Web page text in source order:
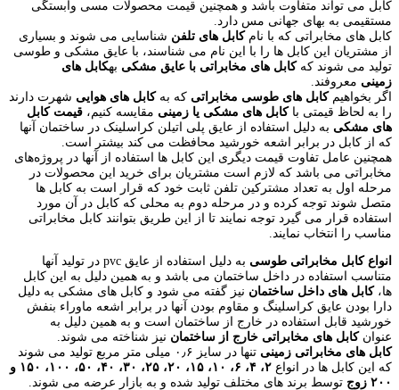
کابل می تواند متفاوت باشد و همچنین قیمت محصولات مسی وابستگی
مستقیمی به بهای جهانی مس دارد.
کابل های مخابراتی که با نام کابل های تلفن شناسایی می شوند و بسیاری
از مشتریان این کابل ها را با این نام می شناسند، با عایق مشکی و طوسی
تولید می شوند کهکابل های مخابراتی با عایق مشکی بهکابل های
زمینی معروفند.
اگر بخواهیمکابل های طوسی مخابراتی که بهکابل های هوایی شهرت دارند
را به لحاظ قیمتی باکابل های مشکی یا زمینی مقایسه کنیم، قیمت کابل
های مشکی به دلیل استفاده از عایق پلی اتیلن کراسلینک در ساختمان آنها
که از کابل در برابر اشعه خورشید محافظت می کند بیشتر است.
همچنین عامل تفاوت قیمت دیگری این کابل ها استفاده از آنها در پروژه‌های
مخابراتی می باشد که لازم است مشتریان برای خرید این محصولات در
مرحله اول به تعداد مشترکین تلفن ثابت خود که قرار است به کابل ها
متصل شوند توجه کرده و در مرحله دوم به محلی که کابل در آن مورد
استفاده قرار می گیرد توجه نمایند تا از این طریق بتوانند کابل مخابراتی
مناسب را انتخاب نمایند.
انواع کابل مخابراتی طوسی
به دلیل استفاده از عایق pvc در تولید آنها
متناسب استفاده در داخل ساختمان می باشد و به همین دلیل به این کابل
ها،کابل های داخل ساختمان نیز گفته می شود و کابل های مشکی به دلیل
دارا بودن عایق کراسلینگ و مقاوم بودن آنها در برابر اشعه ماوراء بنفش
خورشید قابل استفاده در خارج از ساختمان است و به همین دلیل به
عنوانکابل های مخابراتی خارج از ساختمان نیز شناخته می شوند.
کابل های مخابراتی زمینی
تنها در سایز ۰٫۶ میلی متر مربع تولید می شوند
که این کابل ها در انواع
۲، ۴، ۶، ۱۰، ۱۵، ۲۰، ۲۵، ۳۰، ۴۰، ۵۰، ۱۰۰، ۱۵۰ و
۲۰۰ زوج
توسط برند های مختلف تولید شده و به بازار عرضه می شوند.